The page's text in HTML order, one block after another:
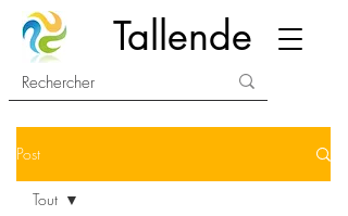
Tallende
Post
Tout